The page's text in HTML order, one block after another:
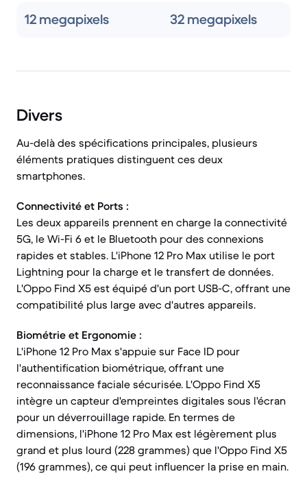
12 megapixels 32 megapixels
Divers
Au-delà des spécifications principales, plusieurs
éléments pratiques distinguent ces deux
smartphones.
Connectivité et Ports :
Les deux appareils prennent en charge la connectivité
5G, le Wi-Fi 6 et le Bluetooth pour des connexions
rapides et stables. L'iPhone 12 Pro Max utilise le port
Lightning pour la charge et le transfert de données.
L'Oppo Find X5 est équipé d'un port USB-C, offrant une
compatibilité plus large avec d'autres appareils.
Biométrie et Ergonomie :
L'iPhone 12 Pro Max s'appuie sur Face ID pour
l'authentification biométrique, offrant une
reconnaissance faciale sécurisée. L'Oppo Find X5
intègre un capteur d'empreintes digitales sous l'écran
pour un déverrouillage rapide. En termes de
dimensions, l'iPhone 12 Pro Max est légèrement plus
grand et plus lourd (228 grammes) que l'Oppo Find X5
(196 grammes), ce qui peut influencer la prise en main.